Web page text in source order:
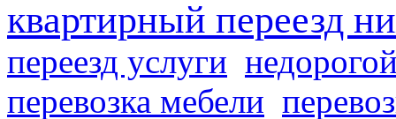
квартирный переезд
переезд услуги
перевозка мебели